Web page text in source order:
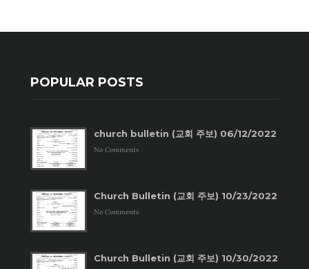
POPULAR POSTS
church bulletin (교회 주보) 06/12/2022
No Comments
Church Bulletin (교회 주보) 10/23/2022
No Comments
Church Bulletin (교회 주보) 10/30/2022